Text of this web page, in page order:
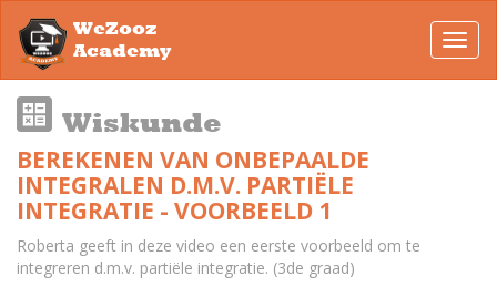
WeZooz
Academy
Wiskunde
BEREKENEN VAN ONBEPAALDE
INTEGRALEN D.M.V. PARTIËLE
INTEGRATIE - VOORBEELD 1
Roberta geeft in deze video een eerste voorbeeld om te
integreren d.m.v. partiële integratie. (3de graad)